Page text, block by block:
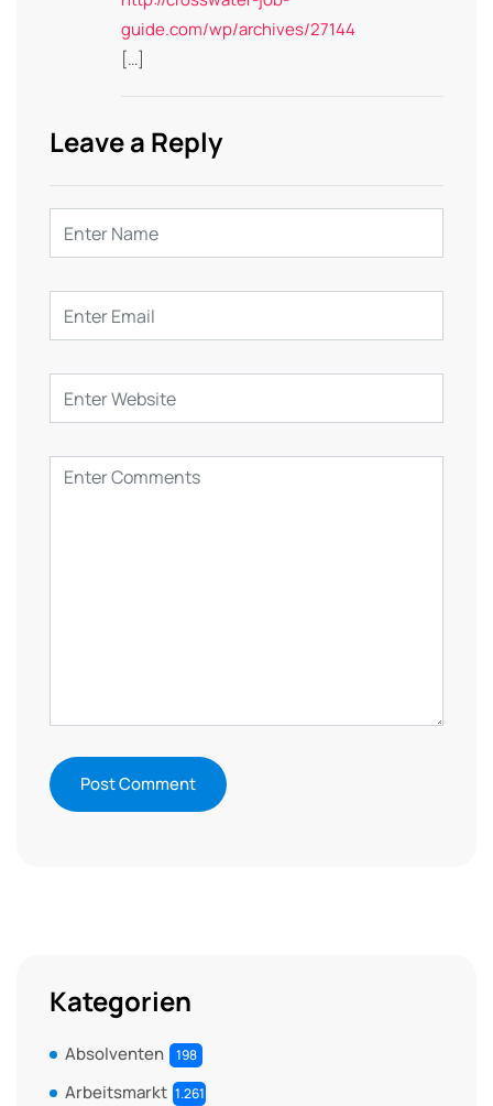
guide.com/wp/archives/27144
[…]
Leave a Reply
Kategorien
Absolventen 198
Arbeitsmarkt 1.261